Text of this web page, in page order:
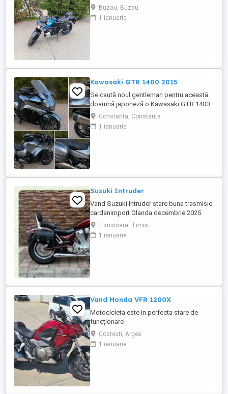
5000km Stare impecabila , fara cazaturi
ITP valabil pana in noiembrie 2027 Revizii
si schimb de ulei in service autorizat
Buzau, Buzau
1 ianuarie
Kawasaki GTR 1400 2015
Se caută noul gentleman pentru această
doamnă japoneză o Kawasaki GTR 1400
care încă întoarce priviri și iubește
kilometrii. A fost răsfățată, întreținută la
timp și tratată cu respect. O dau doar
Constanta, Constanta
1 ianuarie
Suzuki Intruder
Vand Suzuki Intruder stare buna trasmisie
cardanimport Olanda decembrie 2025
inmatriculat RO IN FEBRUARIE Nu raspund
la mesaje.Schimb cu ATV plus sau minus
diferenta
Timisoara, Timis
1 ianuarie
Vand Honda VFR 1200X
Motocicleta este in perfecta stare de
funcționare
Costesti, Arges
1 ianuarie